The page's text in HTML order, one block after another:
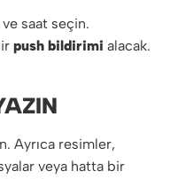
saat seçin.
push bildirimi alacak.
Ayrıca resimler,
veya hatta bir